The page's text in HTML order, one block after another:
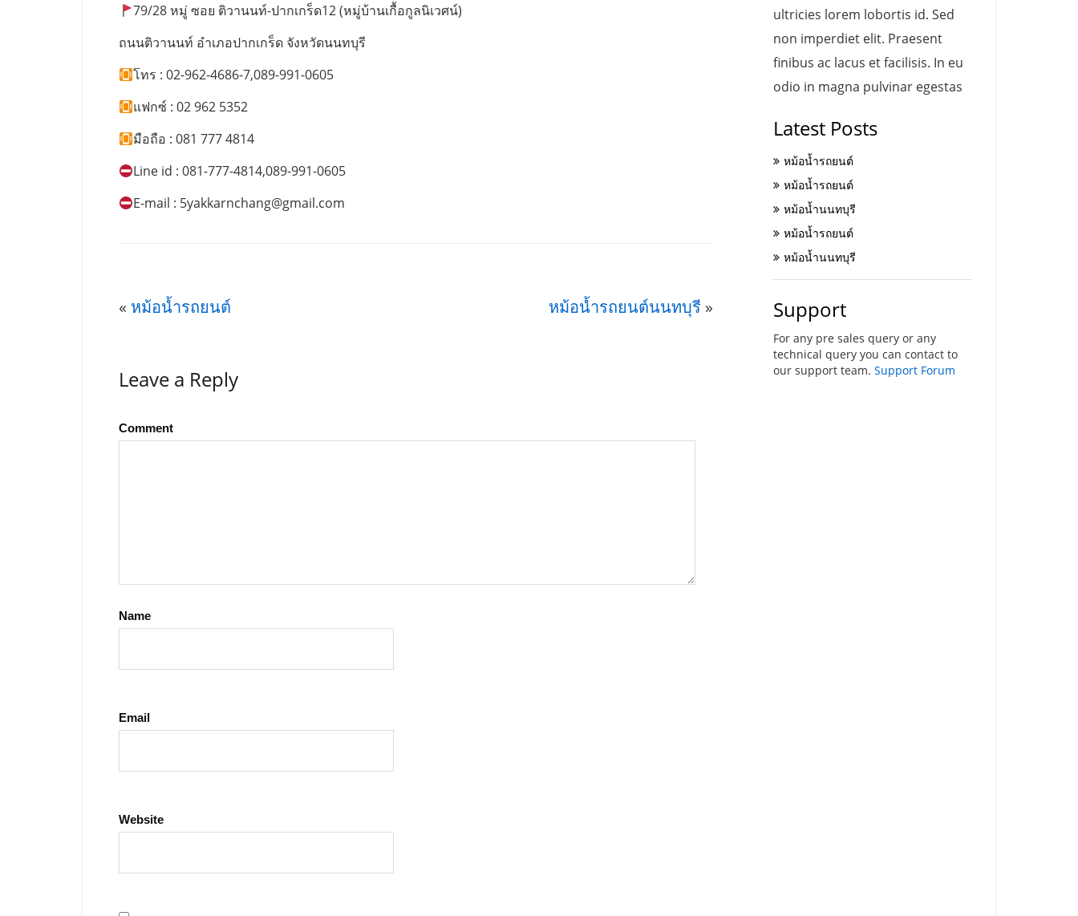
79/28 หมู่ ซอย ติวานนท์-ปากเกร็ด12 (หมู่บ้านเกื้อกูลนิเวศน์)
ถนนติวานนท์ อำเภอปากเกร็ด จังหวัดนนทบุรี
โทร : 02-962-4686-7,089-991-0605
แฟกซ์ : 02 962 5352
มือถือ : 081 777 4814
Line id : 081-777-4814,089-991-0605
E-mail : 5yakkarnchang@gmail.com
« หม้อน้ำรถยนต์ หม้อน้ำรถยนต์นนทบุรี »
Leave a Reply
Comment
Name
Email
Website
ultricies lorem lobortis id. Sed
non imperdiet elit. Praesent
finibus ac lacus et facilisis. In eu
odio in magna pulvinar egestas
Latest Posts
หม้อน้ำรถยนต์
หม้อน้ำรถยนต์
หม้อน้ำนนทบุรี
หม้อน้ำรถยนต์
หม้อน้ำนนทบุรี
Support
For any pre sales query or any
technical query you can contact to
our support team. Support Forum